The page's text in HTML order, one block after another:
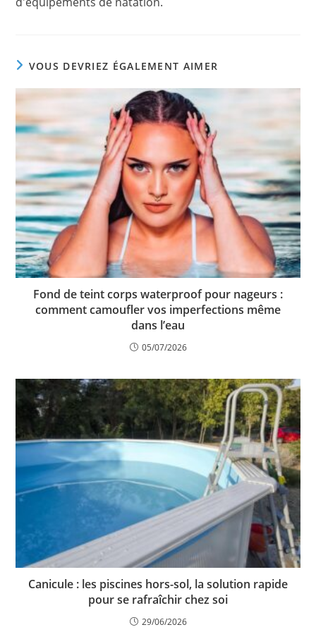
VOUS DEVRIEZ ÉGALEMENT AIMER
Fond de teint corps waterproof pour nageurs :
comment camoufler vos imperfections même
dans l’eau
05/07/2026
Canicule : les piscines hors-sol, la solution rapide
pour se rafraîchir chez soi
29/06/2026